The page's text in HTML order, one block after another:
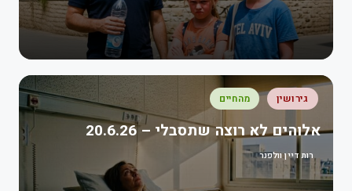
גירושין מהחיים
אלוהים לא רוצה שתסבלי – 20.6.26
רות דיין וולפנר